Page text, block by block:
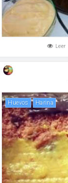
Leer
huevos harina